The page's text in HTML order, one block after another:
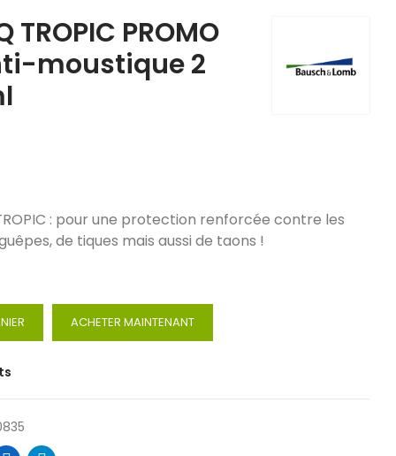
TROPIC PROMO
moustique 2
: pour une protection renforcée contre les
de tiques mais aussi de taons !
ACHETER MAINTENANT